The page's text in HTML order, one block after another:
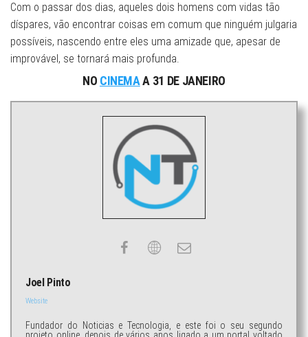
Com o passar dos dias, aqueles dois homens com vidas tão
díspares, vão encontrar coisas em comum que ninguém julgaria
possíveis, nascendo entre eles uma amizade que, apesar de
improvável, se tornará mais profunda.
NO CINEMAA 31 DE JANEIRO
Joel Pinto
Website
Fundador do Noticias e Tecnologia, e este foi o seu segundo